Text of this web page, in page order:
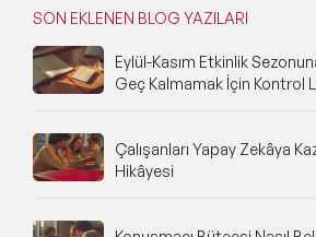
SON EKLENEN BLOG YAZILARI
Eylül-Kasım Etkinlik
Geç Kalmamak İçin Kontrol
Çalışanları Yapay Zekâya
Hikâyesi